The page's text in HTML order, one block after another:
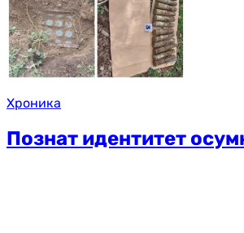
Хроника
Познат идентитет